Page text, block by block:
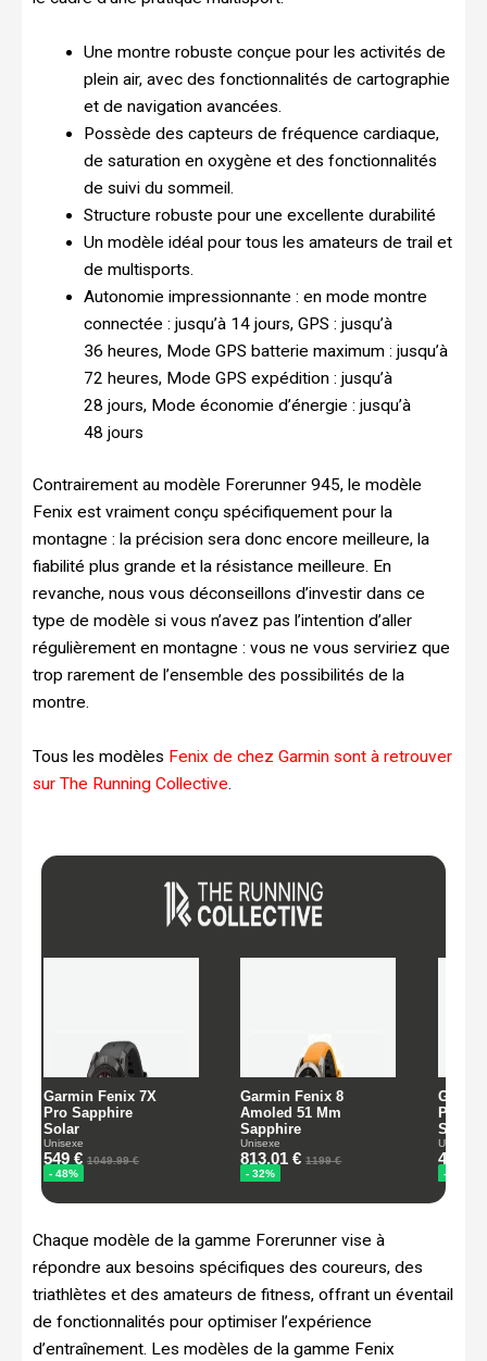
Une montre robuste conçue pour les activités de
plein air, avec des fonctionnalités de cartographie
et de navigation avancées.
Possède des capteurs de fréquence cardiaque,
de saturation en oxygène et des fonctionnalités
de suivi du sommeil.
Structure robuste pour une excellente durabilité
Un modèle idéal pour tous les amateurs de trail et
de multisports.
Autonomie impressionnante : en mode montre
connectée : jusqu’à 14 jours, GPS : jusqu’à
36 heures, Mode GPS batterie maximum : jusqu’à
72 heures, Mode GPS expédition : jusqu’à
28 jours, Mode économie d’énergie : jusqu’à
48 jours
Contrairement au modèle Forerunner 945, le modèle
Fenix est vraiment conçu spécifiquement pour la
montagne : la précision sera donc encore meilleure, la
fiabilité plus grande et la résistance meilleure. En
revanche, nous vous déconseillons d’investir dans ce
type de modèle si vous n’avez pas l’intention d’aller
régulièrement en montagne : vous ne vous serviriez que
trop rarement de l’ensemble des possibilités de la
montre.
Tous les modèles Fenix de chez Garmin sont à retrouver
sur The Running Collective.
Chaque modèle de la gamme Forerunner vise à
répondre aux besoins spécifiques des coureurs, des
triathlètes et des amateurs de fitness, offrant un éventail
de fonctionnalités pour optimiser l’expérience
d’entraînement. Les modèles de la gamme Fenix